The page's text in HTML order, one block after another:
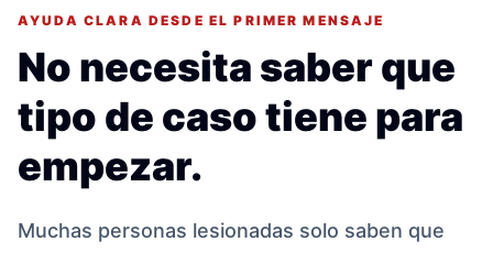
AYUDA CLARA DESDE EL PRIMER MENSAJE
No necesita saber que
tipo de caso tiene para
empezar.
Muchas personas lesionadas solo saben que